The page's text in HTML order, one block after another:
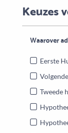
Keuzes
Waarover
Eerste
Tweede